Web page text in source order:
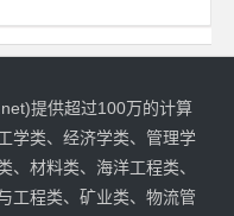
提供超过100万的计算
学类、经济学类、管理学
、材料类、海洋工程类、
工程类、矿业类、物流管